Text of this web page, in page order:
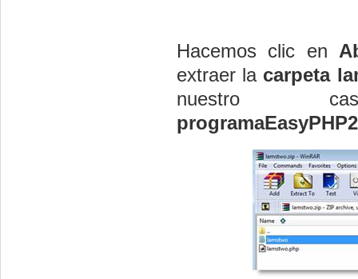
Hacemos clic en
extraer la carpeta